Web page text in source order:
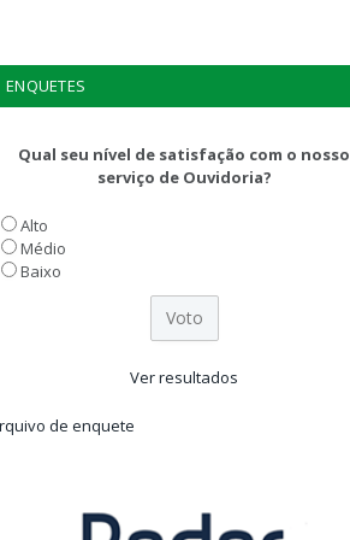
ENQUETES
Qual seu nível de satisfação com o nosso
serviço de Ouvidoria?
Alto
Médio
Baixo
Ver resultados
de enquete